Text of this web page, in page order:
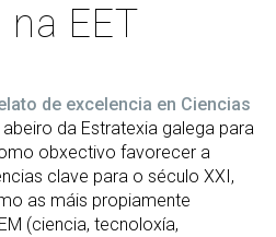
EET
de excelencia en Ciencias
da Estratexia galega para
obxectivo favorecer a
clave para o século XXI,
as máis propiamente
(ciencia, tecnoloxía,